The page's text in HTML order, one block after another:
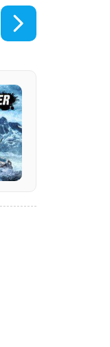
